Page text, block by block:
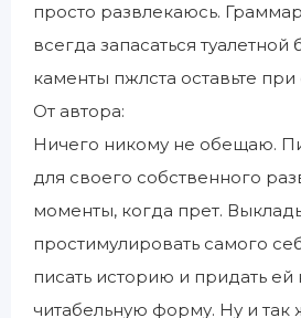
просто развлекаюсь.
всегда запасаться туалетной
каменты пжлста оставьте при
От автора:
Ничего никому не обещаю.
для своего собственного
моменты, когда прет.
простимулировать самого
писать историю и придать ей
читабельную форму. Ну и так